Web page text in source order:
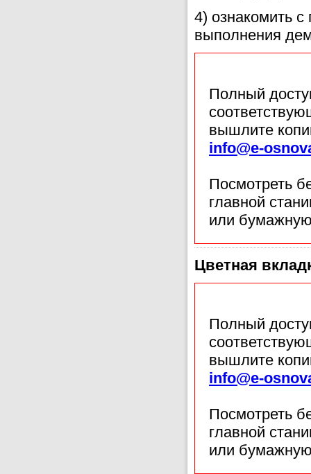
4) ознакомить
выполнения
Полный
вышлите
info@e-
Посмотреть
главной
или
Цветная
Полный
вышлите
info@e-
Посмотреть
главной
или